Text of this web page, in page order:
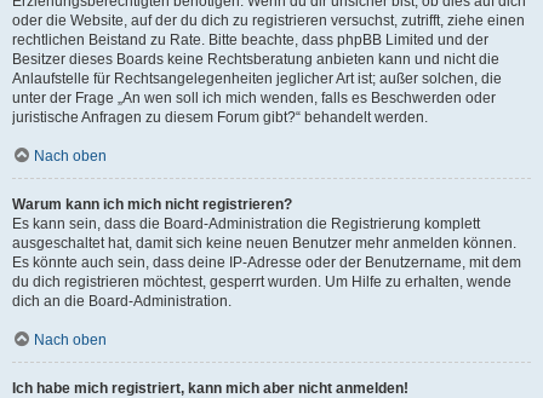
oder die Website, auf der du dich zu registrieren versuchst, zutrifft, ziehe einen
rechtlichen Beistand zu Rate. Bitte beachte, dass phpBB Limited und der
Besitzer dieses Boards keine Rechtsberatung anbieten kann und nicht die
Anlaufstelle für Rechtsangelegenheiten jeglicher Art ist; außer solchen, die
unter der Frage „An wen soll ich mich wenden, falls es Beschwerden oder
juristische Anfragen zu diesem Forum gibt?“ behandelt werden.
Nach oben
Warum kann ich mich nicht registrieren?
Es kann sein, dass die Board-Administration die Registrierung komplett
ausgeschaltet hat, damit sich keine neuen Benutzer mehr anmelden können.
Es könnte auch sein, dass deine IP-Adresse oder der Benutzername, mit dem
du dich registrieren möchtest, gesperrt wurden. Um Hilfe zu erhalten, wende
dich an die Board-Administration.
Nach oben
Ich habe mich registriert, kann mich aber nicht anmelden!